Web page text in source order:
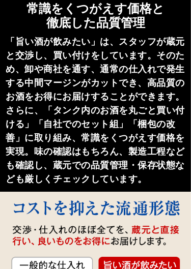
常識をくつがえす価格と
徹底した品質管理
「旨い酒が飲みたい」は、スタッフが蔵元
と交渉し、買い付けをしています。そのた
め、卸や商社を通す、通常の仕入れで発生
する中間マージンがカットでき、高品質の
お酒をお得にお届けすることができます。
さらに、「タンク内のお酒を丸ごと買い付
ける」「自社でのセット組」「梱包の改
善」に取り組み、常識をくつがえす価格を
実現。味の確認はもちろん、製造工程など
も確認し、蔵元での品質管理・保存状態な
ども厳しくチェックしています。